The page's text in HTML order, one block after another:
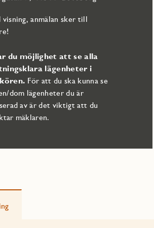
visning!
visning, anmälan sker till
du möjlighet att se alla
lägenheter i
För att du ska kunna se
dom lägenheter du är
av är det viktigt att du
mäklaren.